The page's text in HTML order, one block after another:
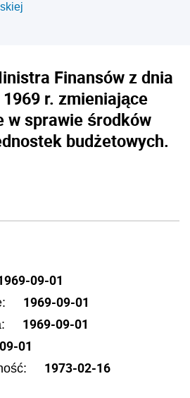
Finansów z dnia
r. zmieniające
w sprawie środków
budżetowych.
09-01
1969-09-01
1969-09-01
01
1973-02-16